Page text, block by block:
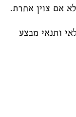
ותנאי מבצע